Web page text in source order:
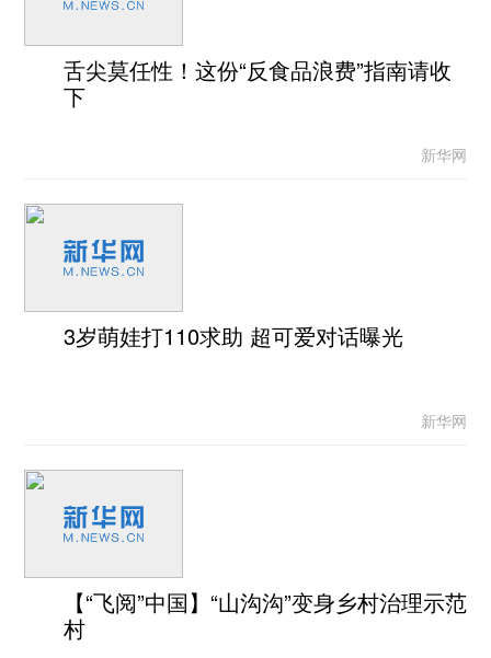
舌尖莫任性！这份“反食品浪费”指南请收
下
新华网
3岁萌娃打110求助 超可爱对话曝光
新华网
【“飞阅”中国】“山沟沟”变身乡村治理示范
村